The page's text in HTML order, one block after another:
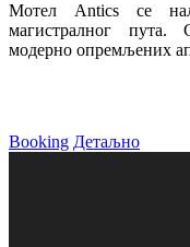
Мотел Antics се
магистралног пута.
модерно опремљених
Booking Детаљно